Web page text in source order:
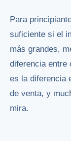
Para
suficiente si el
más grandes,
diferencia entre
es la diferencia
de venta, y
mira.